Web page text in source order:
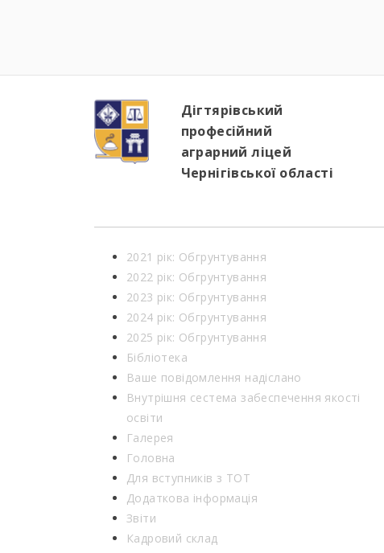
Дігтярівський
професійний
аграрний ліцей
Чернігівської області
2021 рік: Обгрунтування
2022 рік: Обгрунтування
2023 рік: Обгрунтування
2024 рік: Обгрунтування
2025 рік: Обгрунтування
Бібліотека
Ваше повідомлення надіслано
Внутрішня сестема забеспечення якості
освіти
Галерея
Головна
Для вступників з ТОТ
Додаткова інформація
Звіти
Кадровий склад